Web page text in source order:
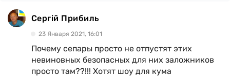
Сергій Прибиль
23 Января 2021, 16:01
Почему сепары просто не отпустят этих
невиновных безопасных для них заложников
просто там??!!! Хотят шоу для кума